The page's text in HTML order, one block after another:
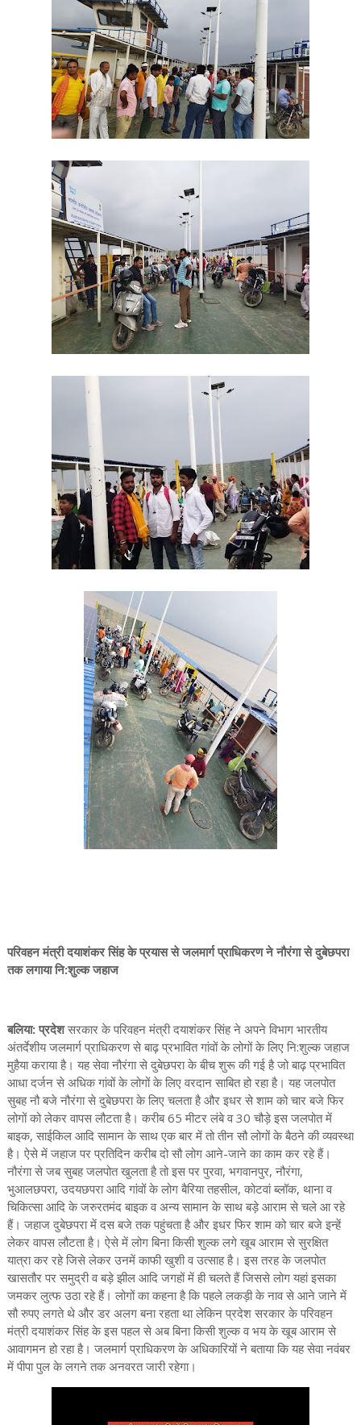
परिवहन मंत्री दयाशंकर सिंह के प्रयास से जलमार्ग प्राधिकरण ने नौरंगा से दुबेछपरा
तक लगाया नि:शुल्क जहाज
बलिया: प्रदेशसरकार के परिवहन मंत्री दयाशंकर सिंह ने अपने विभाग भारतीय
अंतर्देशीय जलमार्ग प्राधिकरण से बाढ़ प्रभावित गांवों के लोगों के लिए नि:शुल्क जहाज
मुहैया कराया है। यह सेवा नौरंगा से दुबेछपरा के बीच शुरू की गई है जो बाढ़ प्रभावित
आधा दर्जन से अधिक गांवों के लोगों के लिए वरदान साबित हो रहा है। यह जलपोत
सुबह नौ बजे नौरंगा से दुबेछपरा के लिए चलता है और इधर से शाम को चार बजे फिर
लोगों को लेकर वापस लौटता है। करीब 65 मीटर लंबे व 30 चौड़े इस जलपोत में
बाइक, साईकिल आदि सामान के साथ एक बार में तो तीन सौ लोगों के बैठने की व्यवस्था
है। ऐसे में जहाज पर प्रतिदिन करीब दो सौ लोग आने-जाने का काम कर रहे हैं।
नौरंगा से जब सुबह जलपोत खुलता है तो इस पर पुरवा, भगवानपुर, नौरंगा,
भुआलछपरा, उदयछपरा आदि गांवों के लोग बैरिया तहसील, कोटवां ब्लॉक, थाना व
चिकित्सा आदि के जरुरतमंद बाइक व अन्य सामान के साथ बड़े आराम से चले आ रहे
हैं। जहाज दुबेछपरा में दस बजे तक पहुंचता है और इधर फिर शाम को चार बजे इन्हें
लेकर वापस लौटता है। ऐसे में लोग बिना किसी शुल्क लगे खूब आराम से सुरक्षित
यात्रा कर रहे जिसे लेकर उनमें काफी खुशी व उत्साह है। इस तरह के जलपोत
खासतौर पर समुद्री व बड़े झील आदि जगहों में ही चलते हैं जिससे लोग यहां इसका
जमकर लुत्फ उठा रहे हैं। लोगों का कहना है कि पहले लकड़ी के नाव से आने जाने में
सौ रुपए लगते थे और डर अलग बना रहता था लेकिन प्रदेश सरकार के परिवहन
मंत्री दयाशंकर सिंह के इस पहल से अब बिना किसी शुल्क व भय के खूब आराम से
आवागमन हो रहा है। जलमार्ग प्राधिकरण के अधिकारियों ने बताया कि यह सेवा नवंबर
में पीपा पुल के लगने तक अनवरत जारी रहेगा।